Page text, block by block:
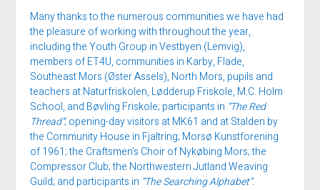
Many thanks to the numerous communities we have had
the pleasure of working with throughout the year,
including the Youth Group in Vestbyen (Lemvig),
members of ET4U, communities in Karby, Flade,
Southeast Mors (Øster Assels), North Mors, pupils and
teachers at Naturfriskolen, Lødderup Friskole, M.C. Holm
School, and Bøvling Friskole; participants in “The Red
Thread”; opening-day visitors at MK61 and at Stalden by
the Community House in Fjaltring; Morsø Kunstforening
of 1961; the Craftsmen’s Choir of Nykøbing Mors; the
Compressor Club; the Northwestern Jutland Weaving
Guild; and participants in “The Searching Alphabet”.